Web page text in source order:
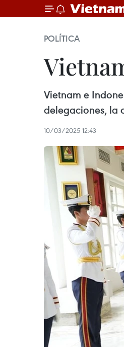
POLÍTICA
Vietnam e
delegaciones, la
10/03/2025 12:43